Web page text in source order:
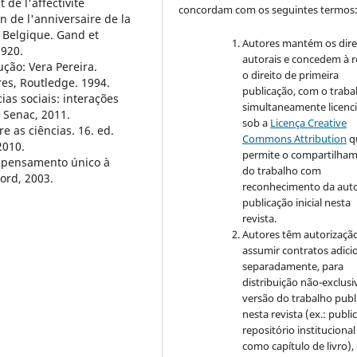
de l'anniversaire de la
Gand et
Vera Pereira.
Routledge. 1994.
sociais: interações
2011.
as ciências. 16. ed.
único à
2003.
concordam com os seguintes
Autores mantém os
autorais e concedem à
o direito de primeira
publicação, com o
simultaneamente
sob a Licença Creative
Commons Attribution
permite o
do trabalho com
reconhecimento da
publicação inicial nesta
revista.
Autores têm
assumir contratos
separadamente, para
distribuição não-
versão do trabalho
nesta revista (ex.:
repositório
como capítulo de livro),